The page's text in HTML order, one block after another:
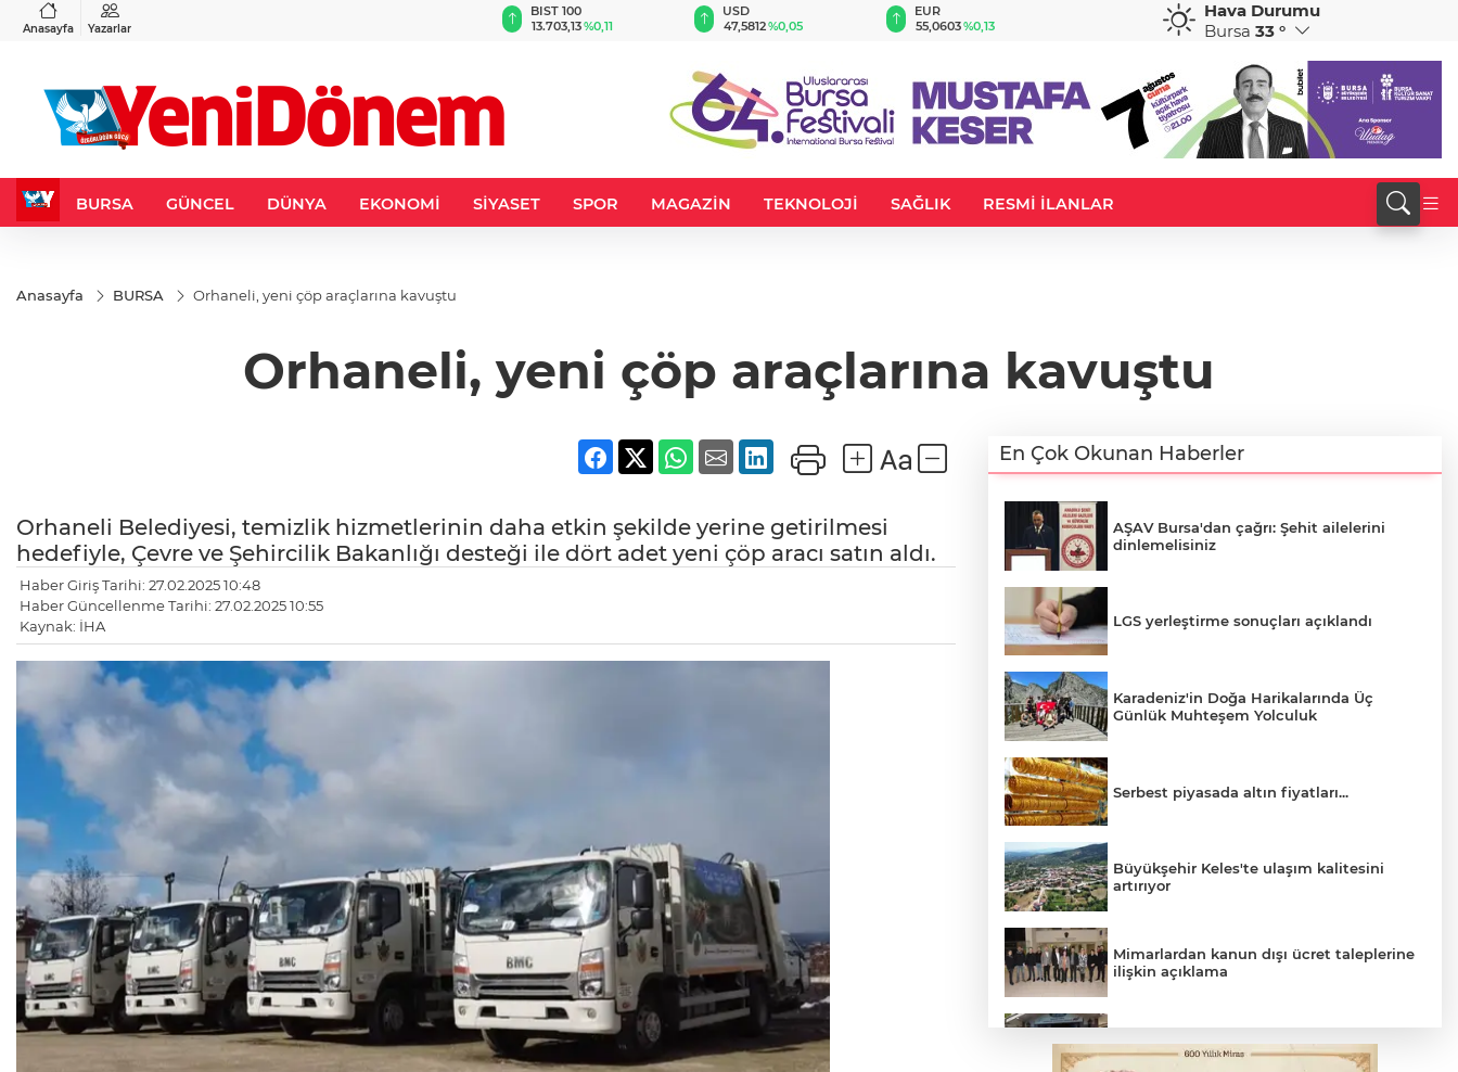
Anasayfa Yazarlar
%0,37
BIST 100
13.703,13%0,11
USD
47,5812%0,05
EUR
55,0603%0,13 %0,16
CHF
58,9168
Hava Durumu
Bursa 33 °
BURSA GÜNCEL DÜNYA EKONOMİ SİYASET SPOR MAGAZİN TEKNOLOJİ SAĞLIK RESMİ İLANLAR
Anasayfa BURSA Orhaneli, yeni çöp araçlarına kavuştu
Orhaneli, yeni çöp araçlarına kavuştu
Orhaneli Belediyesi, temizlik hizmetlerinin daha etkin şekilde yerine getirilmesi
hedefiyle, Çevre ve Şehircilik Bakanlığı desteği ile dört adet yeni çöp aracı satın aldı.
Haber Giriş Tarihi: 27.02.2025 10:48
Haber Güncellenme Tarihi: 27.02.2025 10:55
Kaynak: İHA
En Çok Okunan Haberler
AŞAV Bursa'dan çağrı: Şehit ailelerini
dinlemelisiniz
LGS yerleştirme sonuçları açıklandı
Karadeniz'in Doğa Harikalarında Üç
Günlük Muhteşem Yolculuk
Serbest piyasada altın fiyatları...
Büyükşehir Keles'te ulaşım kalitesini
artırıyor
Mimarlardan kanun dışı ücret taleplerine
ilişkin açıklama
Başkan Aydın: Tüm imkanları sunuyoruz